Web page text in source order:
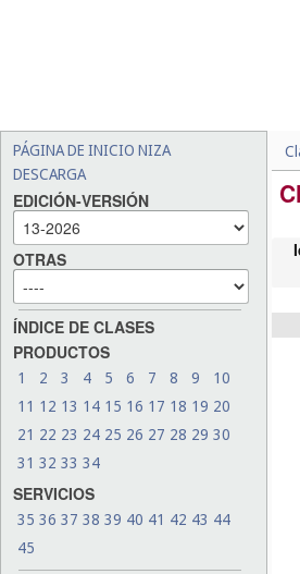
PÁGINA DE INICIO NIZA
DESCARGA
EDICIÓN-VERSIÓN
OTRAS
ÍNDICE DE CLASES
PRODUCTOS
1 2 3 4 5 6 7 8 9
10
11 12 13 14 15 16 17 18 19 20
21 22 23 24 25 26 27 28 29 30
31 32 33 34
SERVICIOS
35 36 37 38 39 40 41 42 43 44
45